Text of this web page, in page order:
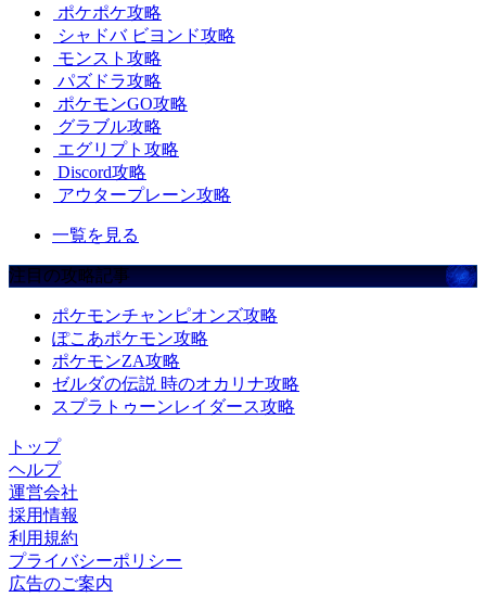
ポケポケ攻略
シャドバ ビヨンド攻略
モンスト攻略
パズドラ攻略
ポケモンGO攻略
グラブル攻略
エグリプト攻略
Discord攻略
アウタープレーン攻略
一覧を見る
注目の攻略記事
ポケモンチャンピオンズ攻略
ぽこあポケモン攻略
ポケモンZA攻略
ゼルダの伝説 時のオカリナ攻略
スプラトゥーンレイダース攻略
トップ
ヘルプ
運営会社
採用情報
利用規約
プライバシーポリシー
広告のご案内